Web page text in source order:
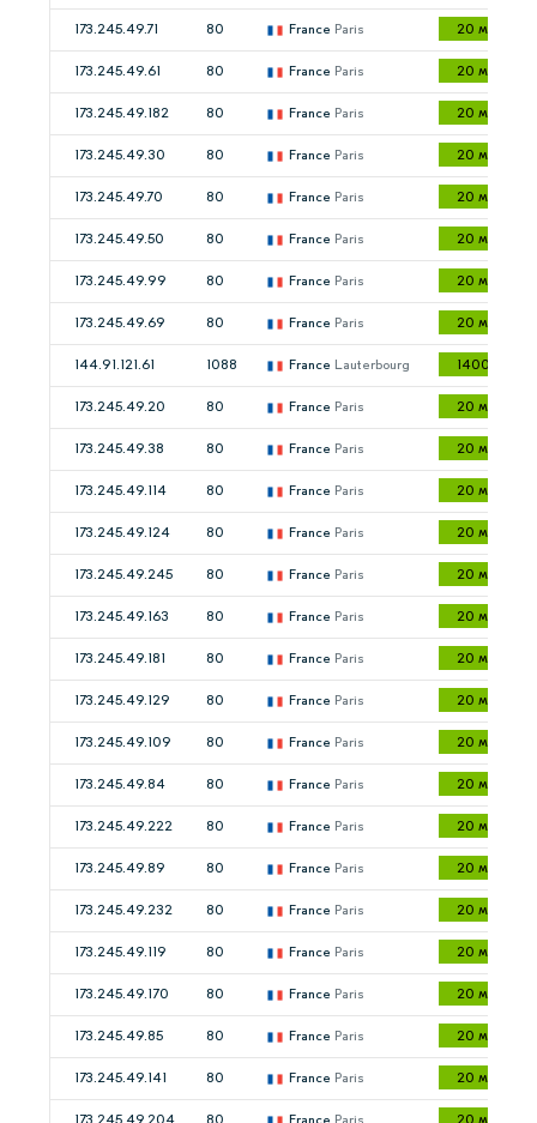
173.245.49.71 80 France Paris 20 мс
173.245.49.61 80 France Paris 20 мс
173.245.49.182 80 France Paris 20 мс
173.245.49.30 80 France Paris 20 мс
173.245.49.70 80 France Paris 20 мс
173.245.49.50 80 France Paris 20 мс
173.245.49.99 80 France Paris 20 мс
173.245.49.69 80 France Paris 20 мс
144.91.121.61 1088 France Lauterbourg 1400 мс
173.245.49.20 80 France Paris 20 мс
173.245.49.38 80 France Paris 20 мс
173.245.49.114 80 France Paris 20 мс
173.245.49.124 80 France Paris 20 мс
173.245.49.245 80 France Paris 20 мс
173.245.49.163 80 France Paris 20 мс
173.245.49.181 80 France Paris 20 мс
173.245.49.129 80 France Paris 20 мс
173.245.49.109 80 France Paris 20 мс
173.245.49.84 80 France Paris 20 мс
173.245.49.222 80 France Paris 20 мс
173.245.49.89 80 France Paris 20 мс
173.245.49.232 80 France Paris 20 мс
173.245.49.119 80 France Paris 20 мс
173.245.49.170 80 France Paris 20 мс
173.245.49.85 80 France Paris 20 мс
173.245.49.141 80 France Paris 20 мс
173.245.49.204 80 France Paris 20 мс